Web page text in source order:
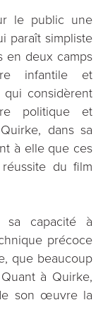
le public une
paraît simpliste
en deux camps
infantile et
qui considèrent
politique et
dans sa
à elle que ces
du film
sa capacité à
précoce
que beaucoup
à Quirke,
son œuvre la